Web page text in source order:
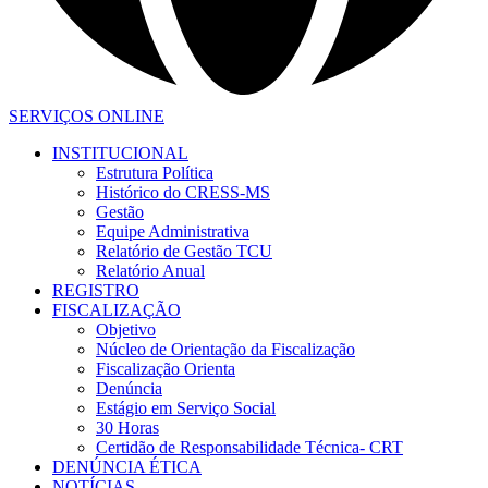
SERVIÇOS ONLINE
INSTITUCIONAL
Estrutura Política
Histórico do CRESS-MS
Gestão
Equipe Administrativa
Relatório de Gestão TCU
Relatório Anual
REGISTRO
FISCALIZAÇÃO
Objetivo
Núcleo de Orientação da Fiscalização
Fiscalização Orienta
Denúncia
Estágio em Serviço Social
30 Horas
Certidão de Responsabilidade Técnica- CRT
DENÚNCIA ÉTICA